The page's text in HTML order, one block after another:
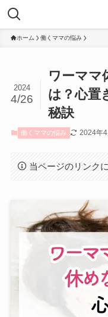
ホーム 働くママの悩み
ワーママ
は？心置
秘訣
2024
4/26
働くママの悩み 2024年4
当ページのリンク